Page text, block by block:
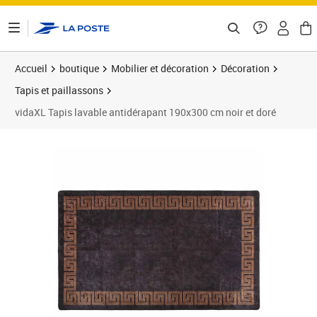
Accueil boutique Mobilier et décoration
Décoration
Tapis et paillassons
vidaXL Tapis lavable antidérapant 190x300 cm noir et doré